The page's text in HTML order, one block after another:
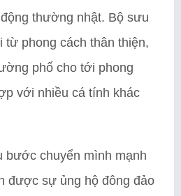
thường nhật. Bộ sưu
từ phong cách thân thiện,
phố cho tới phong
với nhiều cá tính khác
bước chuyển mình mạnh
được sự ủng hộ đông đảo